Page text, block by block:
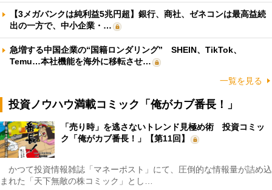
【3メガバンクは純利益5兆円超】銀行、商社、ゼネコンは最高益続
出の一方で、中小企業・…
急増する中国企業の“国籍ロンダリング” SHEIN、TikTok、
Temu…本社機能を海外に移転させ…
一覧を見る
投資ノウハウ満載コミック「俺がカブ番長！」
「売り時」を逃さないトレンド見極め術 投資コミッ
ク「俺がカブ番長！」【第11回】
かつて投資情報雑誌「マネーポスト」にて、圧倒的な情報量が詰め込
まれた「天下無敵の株コミック」とし…